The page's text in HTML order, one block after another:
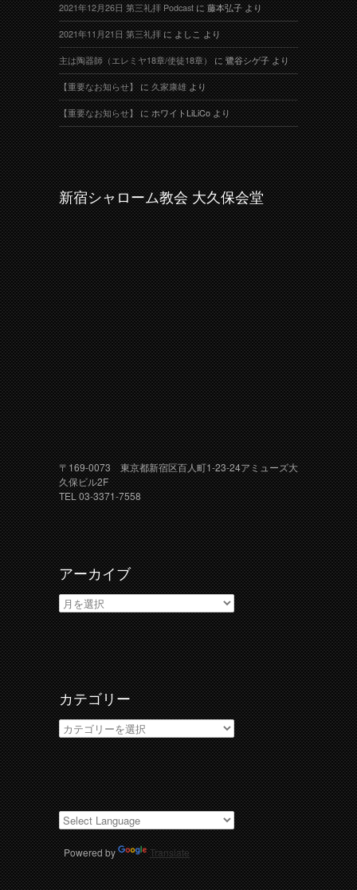
2021年12月26日 第三礼拝 Podcastに藤本弘子より
2021年11月21日 第三礼拝によしこより
主は陶器師（エレミヤ18章/使徒18章）に鷺谷シゲ子より
【重要なお知らせ】に久家康雄より
【重要なお知らせ】にホワイトLiLiCoより
新宿シャローム教会 大久保会堂
〒169-0073 東京都新宿区百人町1-23-24アミューズ大
久保ビル2F
TEL 03-3371-7558
アーカイブ
ア
ー
カ
イ
ブ
カテゴリー
カ
テ
ゴ
リ
ー
Powered by Translate